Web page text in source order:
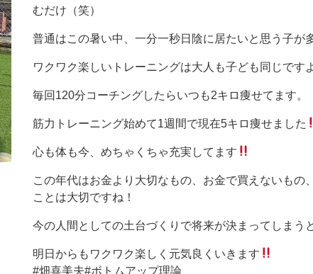
むだけ（笑）
普通はこの暑い中、一分一秒日陰に居たいと思う子が
ワクワク楽しいトレーニングは大人も子ども同じです
毎回120分コーチングしたらいつも2キロ痩せてます。
筋力トレーニング始めて1週間で現在5キロ痩せました
心も体も今、めちゃくちゃ充実してます
この年代はお金より大切なもの、お金で買えないもの
ことは大切ですね！
今の人間としての土台づくりで将来が決まってしまう
明日からもワクワク楽しく元気良くいきます
#畑喜美夫#ボトムアップ理論